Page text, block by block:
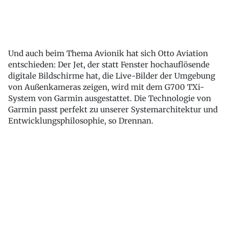
Und auch beim Thema Avionik hat sich Otto Aviation
entschieden: Der Jet, der statt Fenster hochauflösende
digitale Bildschirme hat, die Live-Bilder der Umgebung
von Außenkameras zeigen, wird mit dem G700 TXi-
System von Garmin ausgestattet. Die Technologie von
Garmin passt perfekt zu unserer Systemarchitektur und
Entwicklungsphilosophie, so Drennan.